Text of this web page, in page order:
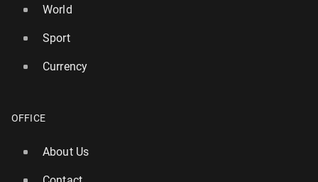
World
Sport
Currency
OFFICE
About Us